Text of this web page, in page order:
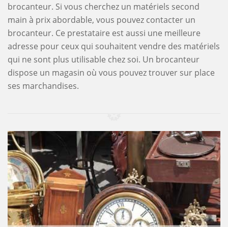
brocanteur. Si vous cherchez un matériels second
main à prix abordable, vous pouvez contacter un
brocanteur. Ce prestataire est aussi une meilleure
adresse pour ceux qui souhaitent vendre des matériels
qui ne sont plus utilisable chez soi. Un brocanteur
dispose un magasin où vous pouvez trouver sur place
ses marchandises.